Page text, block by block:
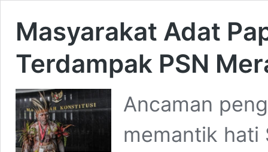
Masyarakat Adat
Terdampak PSN
Ancaman
memantik hati